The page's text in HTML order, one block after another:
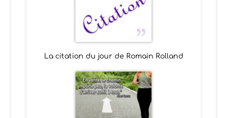
La citation du jour de Romain Rolland